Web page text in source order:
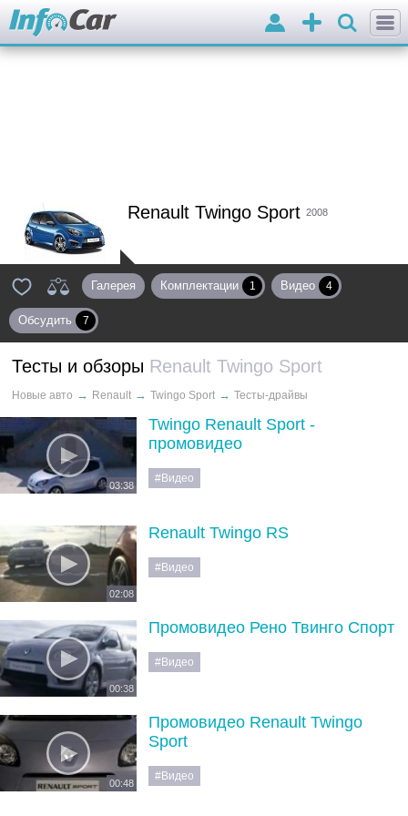
Добавить
объявление
Войти
Renault Twingo Sport 2008
Галерея Комплектации 1 Видео 4
Обсудить 7
Тесты и обзоры Renault Twingo Sport
Новые авто → Renault → Twingo Sport → Тесты-драйвы
03:38
Twingo Renault Sport -
промовидео
#Видео
02:08
Renault Twingo RS
#Видео
00:38
Промовидео Рено Твинго Спорт
#Видео
00:48
Промовидео Renault Twingo
Sport
#Видео